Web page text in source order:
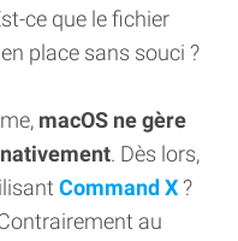
ce que le fichier
place sans souci ?
macOS ne gère
. Dès lors,
Command X?
au